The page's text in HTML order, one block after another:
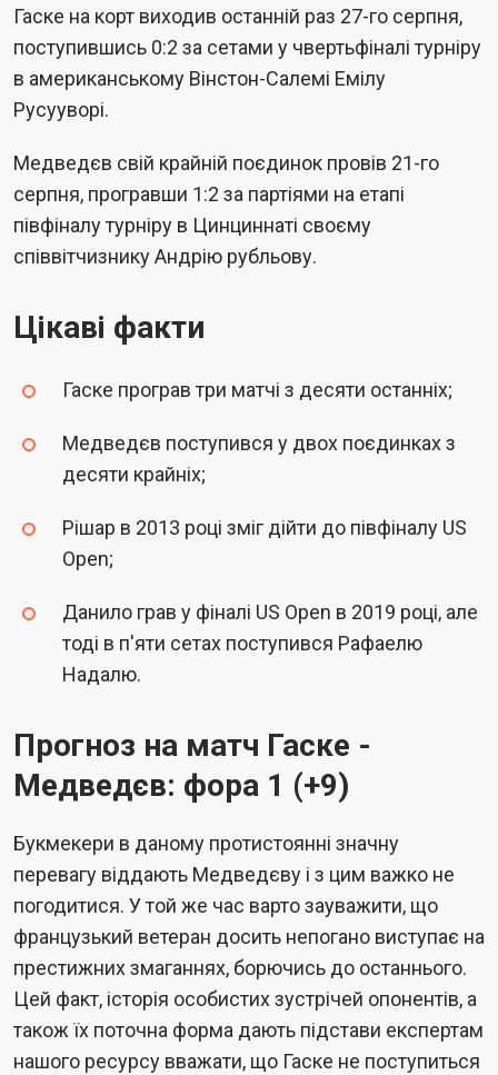
Гаске на корт виходив останній раз 27-го серпня,
поступившись 0:2 за сетами у чвертьфіналі турніру
в американському Вінстон-Салемі Емілу
Русууворі.
Медведєв свій крайній поєдинок провів 21-го
серпня, програвши 1:2 за партіями на етапі
півфіналу турніру в Цинциннаті своєму
співвітчизнику Андрію рубльову.
Цікаві факти
Гаске програв три матчі з десяти останніх;
Медведєв поступився у двох поєдинках з
десяти крайніх;
Рішар в 2013 році зміг дійти до півфіналу US
Open;
Данило грав у фіналі US Open в 2019 році, але
тоді в п'яти сетах поступився Рафаелю
Надалю.
Прогноз на матч Гаске -
Медведєв: фора 1 (+9)
Букмекери в даному протистоянні значну
перевагу віддають Медведєву і з цим важко не
погодитися. У той же час варто зауважити, що
французький ветеран досить непогано виступає на
престижних змаганнях, борючись до останнього.
Цей факт, історія особистих зустрічей опонентів, а
також їх поточна форма дають підстави експертам
нашого ресурсу вважати, що Гаске не поступиться